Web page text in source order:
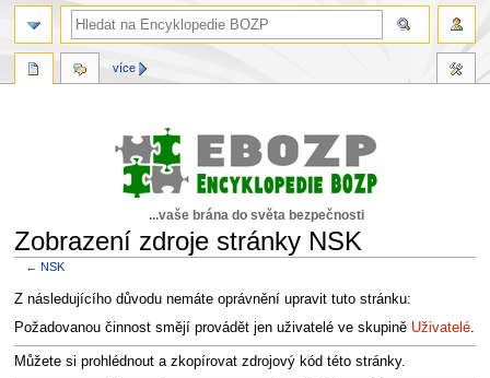
...vaše brána do světa bezpečnosti
Zobrazení zdroje stránky NSK
← NSK
Skočit
na
Skočit
na
Z následujícího důvodu nemáte oprávnění upravit tuto stránku:
Požadovanou činnost smějí provádět jen uživatelé ve skupině Uživatelé.
Můžete si prohlédnout a zkopírovat zdrojový kód této stránky.
více